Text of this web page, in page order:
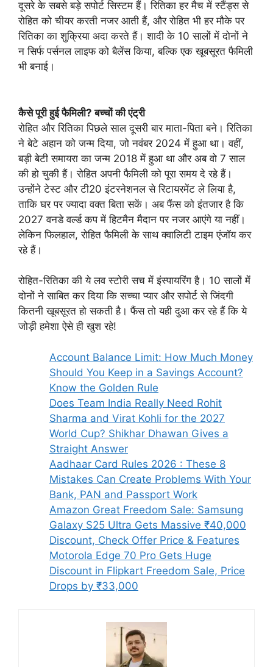
दूसरे के सबसे बड़े सपोर्ट सिस्टम हैं। रितिका हर मैच में स्टैंड्स से
रोहित को चीयर करती नजर आती हैं, और रोहित भी हर मौके पर
रितिका का शुक्रिया अदा करते हैं। शादी के 10 सालों में दोनों ने
न सिर्फ पर्सनल लाइफ को बैलेंस किया, बल्कि एक खूबसूरत फैमिली
भी बनाई।
कैसे पूरी हुई फैमिली? बच्चों की एंट्री
रोहित और रितिका पिछले साल दूसरी बार माता-पिता बने। रितिका
ने बेटे अहान को जन्म दिया, जो नवंबर 2024 में हुआ था। वहीं,
बड़ी बेटी समायरा का जन्म 2018 में हुआ था और अब वो 7 साल
की हो चुकी हैं। रोहित अपनी फैमिली को पूरा समय दे रहे हैं।
उन्होंने टेस्ट और टी20 इंटरनेशनल से रिटायरमेंट ले लिया है,
ताकि घर पर ज्यादा वक्त बिता सकें। अब फैंस को इंतजार है कि
2027 वनडे वर्ल्ड कप में हिटमैन मैदान पर नजर आएंगे या नहीं।
लेकिन फिलहाल, रोहित फैमिली के साथ क्वालिटी टाइम एंजॉय कर
रहे हैं।
रोहित-रितिका की ये लव स्टोरी सच में इंस्पायरिंग है। 10 सालों में
दोनों ने साबित कर दिया कि सच्चा प्यार और सपोर्ट से जिंदगी
कितनी खूबसूरत हो सकती है। फैंस तो यही दुआ कर रहे हैं कि ये
जोड़ी हमेशा ऐसे ही खुश रहे!
Account Balance Limit: How Much Money
Should You Keep in a Savings Account?
Know the Golden Rule
Does Team India Really Need Rohit
Sharma and Virat Kohli for the 2027
World Cup? Shikhar Dhawan Gives a
Straight Answer
Aadhaar Card Rules 2026 : These 8
Mistakes Can Create Problems With Your
Bank, PAN and Passport Work
Amazon Great Freedom Sale: Samsung
Galaxy S25 Ultra Gets Massive ₹40,000
Discount, Check Offer Price & Features
Motorola Edge 70 Pro Gets Huge
Discount in Flipkart Freedom Sale, Price
Drops by ₹33,000